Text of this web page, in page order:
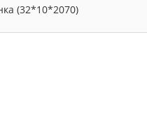
(32*10*2070)